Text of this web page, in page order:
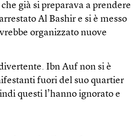
già si preparava a prendere
Al Bashir e si è messo
organizzato nuove
Ibn Auf non si è
fuori del suo quartier
questi l’hanno ignorato e